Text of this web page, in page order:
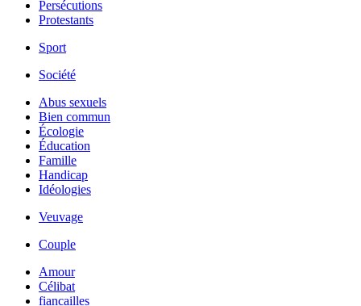
Persécutions
Protestants
Sport
Société
Abus sexuels
Bien commun
Écologie
Éducation
Famille
Handicap
Idéologies
Veuvage
Couple
Amour
Célibat
fiancailles